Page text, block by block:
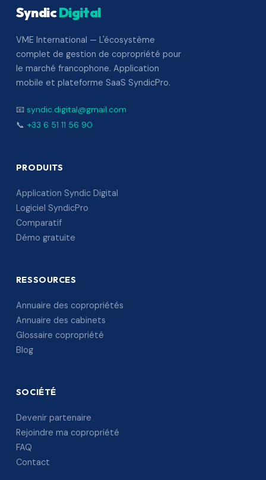
SyndicDigital
VME International — L'écosystème
complet de gestion de copropriété pour
le marché francophone. Application
mobile et plateforme SaaS SyndicPro.
📧 syndic.digital@gmail.com
📞 +33 6 51 11 56 90
PRODUITS
Application Syndic Digital
Logiciel SyndicPro
Comparatif
Démo gratuite
RESSOURCES
Annuaire des copropriétés
Annuaire des cabinets
Glossaire copropriété
Blog
SOCIÉTÉ
Devenir partenaire
Rejoindre ma copropriété
FAQ
Contact